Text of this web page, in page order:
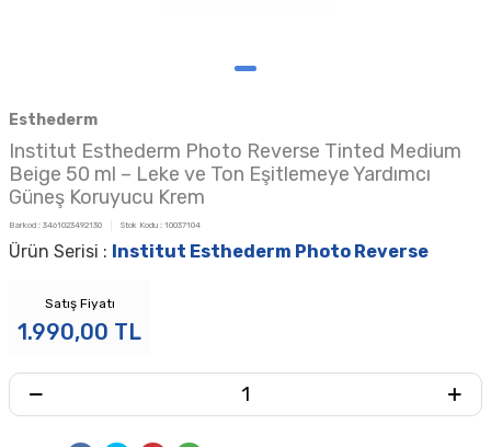
Esthederm
Institut Esthederm Photo Reverse Tinted Medium
Beige 50 ml – Leke ve Ton Eşitlemeye Yardımcı
Güneş Koruyucu Krem
Barkod : 3461023492130 Stok Kodu : 10037104
Ürün Serisi : Institut Esthederm Photo Reverse
Satış Fiyatı
1.990,00 TL